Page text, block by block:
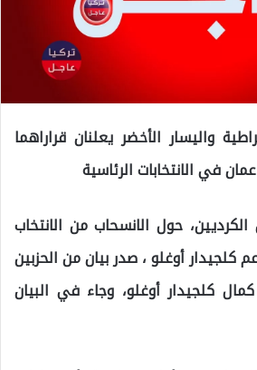
واليسار الأخضر يعلنان قراراهما
في الانتخابات الرئاسية
الكرديين، حول الانسحاب من الانتخاب
كلجيدار أوغلو ، صدر بيان من الحزبين
كلجيدار أوغلو، وجاء في البيان